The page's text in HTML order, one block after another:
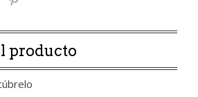
producto